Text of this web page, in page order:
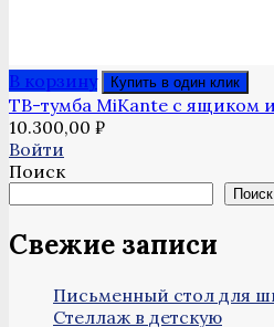
В корзину Купить в один клик
ТВ-тумба MiKante с ящиком
10.300,00 ₽
Войти
Поиск
Поиск
Свежие записи
Письменный стол для
Стеллаж в детскую